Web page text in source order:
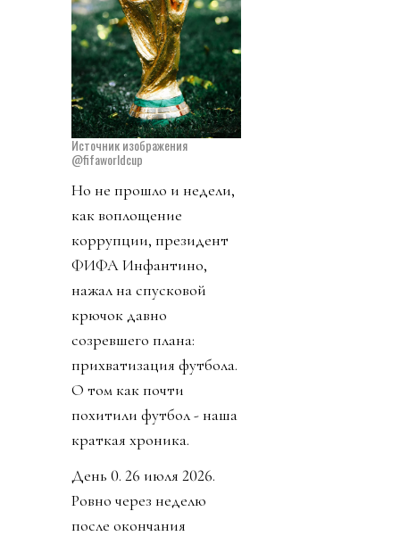
Источник изображения
@fifaworldcup
Но не прошло и недели,
как воплощение
коррупции, президент
ФИФА Инфантино,
нажал на спусковой
крючок давно
созревшего плана:
прихватизация футбола.
О том как почти
похитили футбол - наша
краткая хроника.
День 0. 26 июля 2026.
Ровно через неделю
после окончания